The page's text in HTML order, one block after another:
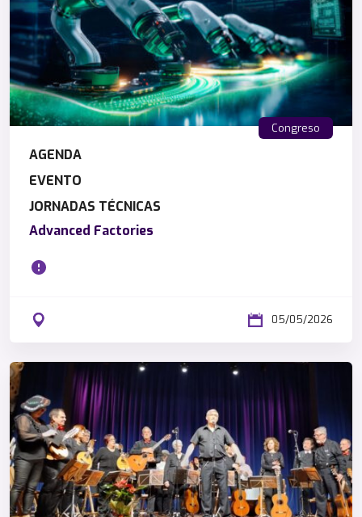
Congreso
AGENDA
EVENTO
JORNADAS TÉCNICAS
Advanced Factories
05/05/2026